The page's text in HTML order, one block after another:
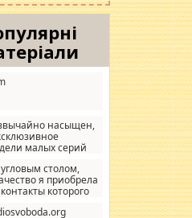
насыщен,
малых серий
формы, в MebelOk,
все в порядке,
мебель, а это не
столом,
я приобрела
которого